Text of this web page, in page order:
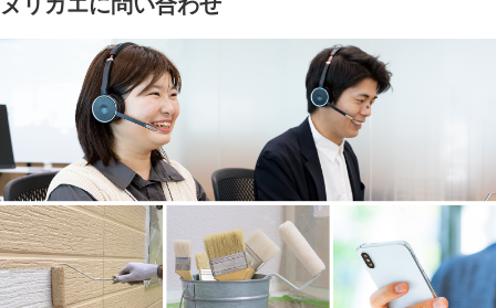
塗料の​品質を​保証
メーカー保証
工事保険
省エネ効果
断熱・遮熱塗料対応
雨漏り修繕